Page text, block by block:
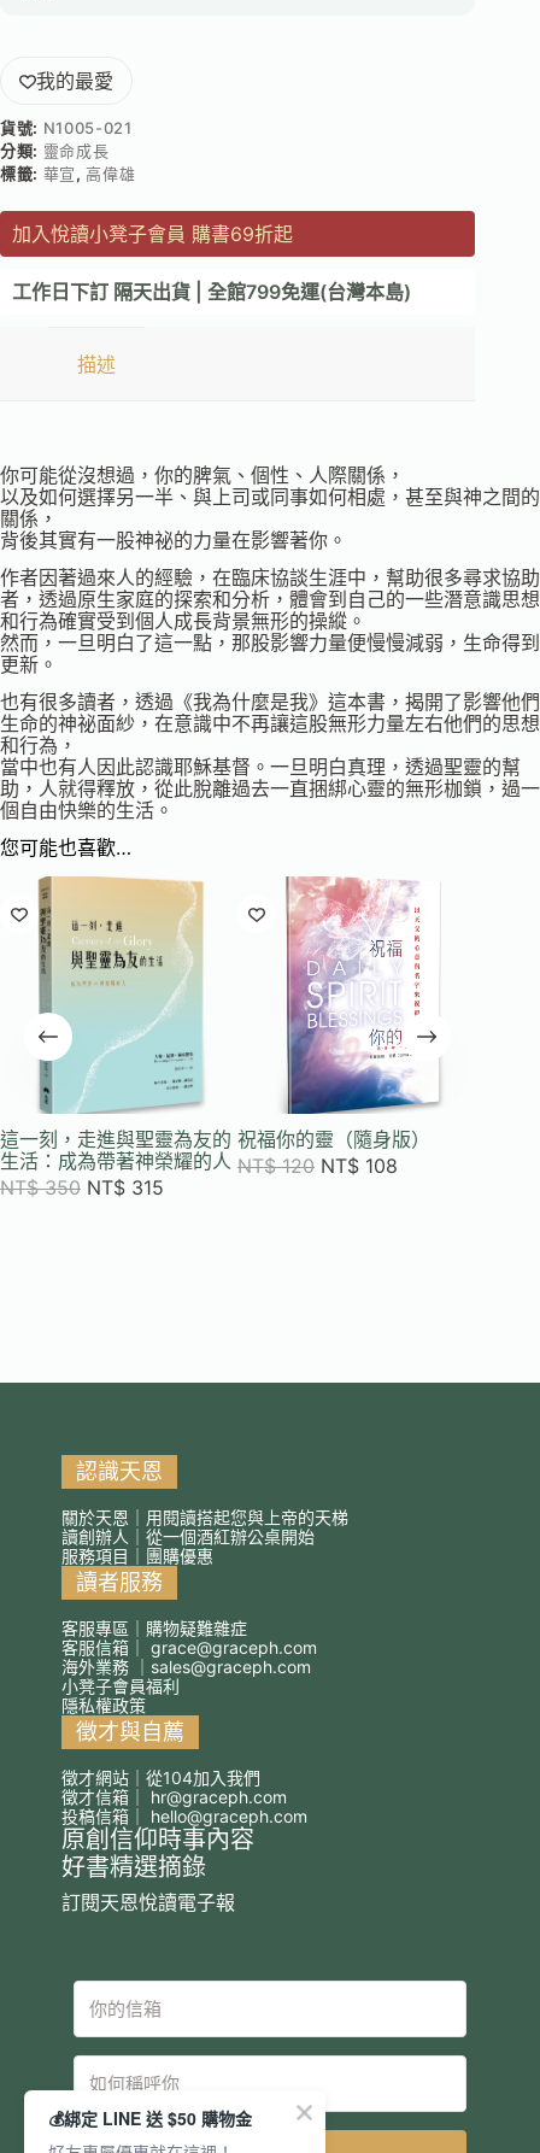
我的最愛
貨號: N1005-021
分類: 靈命成長
標籤: 華宣,高偉雄
加入悅讀小凳子會員 購書69折起
工作日下訂 隔天出貨 | 全館799免運(台灣本島)
描述
你可能從沒想過，你的脾氣、個性、人際關係，
以及如何選擇另一半、與上司或同事如何相處，甚至與神之間的
關係，
背後其實有一股神祕的力量在影響著你。
作者因著過來人的經驗，在臨床協談生涯中，幫助很多尋求協助
者，透過原生家庭的探索和分析，體會到自己的一些潛意識思想
和行為確實受到個人成長背景無形的操縱。
然而，一旦明白了這一點，那股影響力量便慢慢減弱，生命得到
更新。
也有很多讀者，透過《我為什麼是我》這本書，揭開了影響他們
生命的神祕面紗，在意識中不再讓這股無形力量左右他們的思想
和行為，
當中也有人因此認識耶穌基督。一旦明白真理，透過聖靈的幫
助，人就得釋放，從此脫離過去一直捆綁心靈的無形枷鎖，過一
個自由快樂的生活。
您可能也喜歡…
這一刻，走進與聖靈為友的
生活：成為帶著神榮耀的人
NT$350 NT$ 315
祝福你的靈（隨身版）
NT$120 NT$ 108
認識天恩
關於天恩｜用閱讀搭起您與上帝的天梯
讀創辦人｜從一個酒紅辦公桌開始
服務項目｜團購優惠
讀者服務
客服專區｜購物疑難雜症
客服信箱｜ grace@graceph.com
海外業務 ｜ sales@graceph.com
小凳子會員福利
隱私權政策
徵才與自薦
徵才網站｜從104加入我們
徵才信箱｜ hr@graceph.com
投稿信箱｜ hello@graceph.com
原創信仰時事內容
好書精選摘錄
訂閱天恩悅讀電子報
💰綁定 LINE 送 $50 購物金